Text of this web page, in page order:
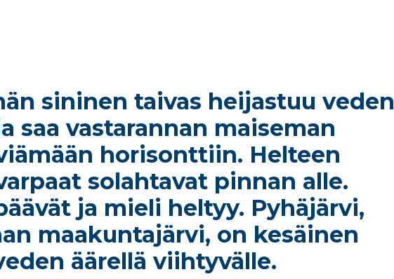
sininen taivas heijastuu veden
saa vastarannan maiseman
horisonttiin. Helteen
solahtavat pinnan alle.
ja mieli heltyy. Pyhäjärvi,
maakuntajärvi, on kesäinen
äärellä viihtyvälle.